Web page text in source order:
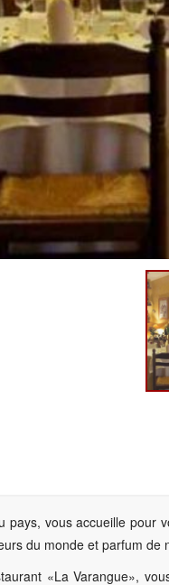
vous accueille pour
du monde et parfum de
«La Varangue»,